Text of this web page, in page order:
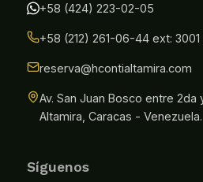
+58 (424) 223-02-05
+58 (212) 261-06-44 ext: 3001
reserva@hcontialtamira.com
Av. San Juan Bosco entre 2da
Altamira, Caracas - Venezuela.
Síguenos